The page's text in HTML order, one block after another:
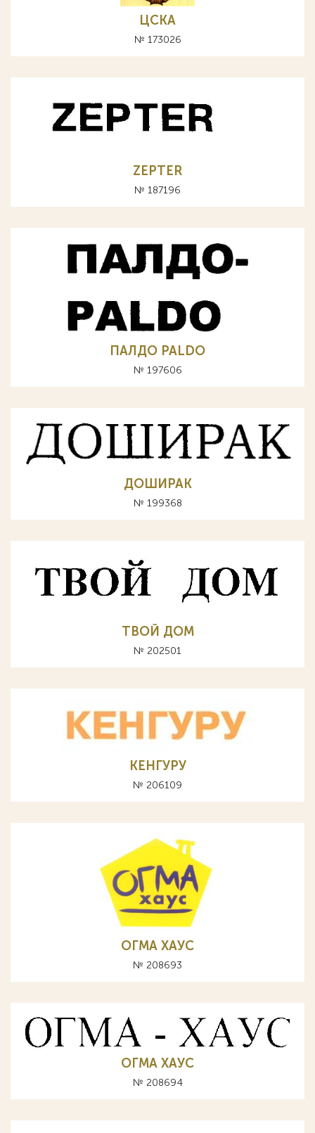
ЦСКА
№ 173026
ZEPTER
№ 187196
ПАЛДО PALDO
№ 197606
ДОШИРАК
№ 199368
ТВОЙ ДОМ
№ 202501
КЕНГУРУ
№ 206109
ОГМА ХАУС
№ 208693
ОГМА ХАУС
№ 208694